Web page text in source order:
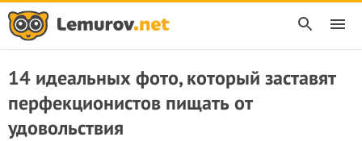
14 идеальных фото, который заставят
перфекционистов пищать от
удовольствия